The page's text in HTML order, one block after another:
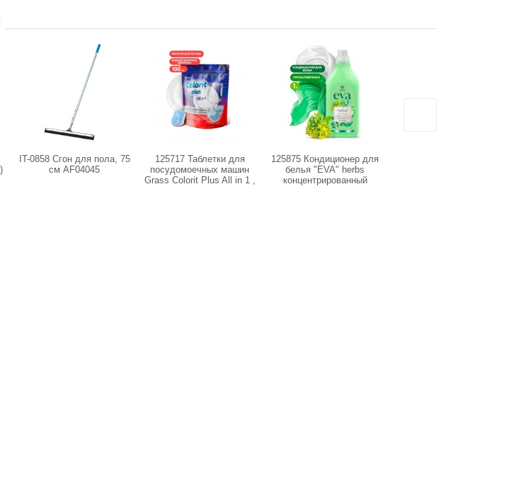
IT-0858 Сгон для пола, 75
см AF04045
125717 Таблетки для
посудомоечных машин
Grass Colorit Plus All in 1 ,
125875 Кондиционер для
белья "EVA" herbs
концентрированный